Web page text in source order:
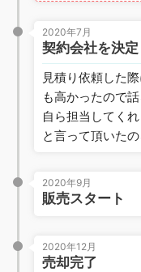
2020年7月
契約会社を決定
見積り依頼した
も高かったので
自ら担当してく
と言って頂いた
2020年9月
販売スタート
2020年12月
売却完了